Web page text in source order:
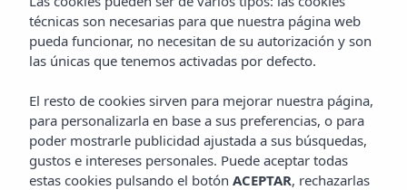
El Insotel Hotel Formentera Playa cuenta con una ubicación
inmejorable en la conocida Playa Migjorn, un paraíso
natural de aguas turquesas y ambiente tranquilo. Su
vírgenes, lo convierte en el punto de partida perfecto para
recorrer la isla. Desde nuestro hotel podrá disfrutar de
playas infinitas, pueblos con encanto y rutas que muestran
la esencia mediterránea más auténtica.
técnicas son necesarias para que nuestra página web
pueda funcionar, no necesitan de su autorización y son
las únicas que tenemos activadas por defecto.
El resto de cookies sirven para mejorar nuestra página,
para personalizarla en base a sus preferencias, o para
poder mostrarle publicidad ajustada a sus búsquedas,
gustos e intereses personales. Puede aceptar todas
estas cookies pulsando el botón ACEPTAR, rechazarlas